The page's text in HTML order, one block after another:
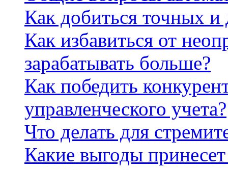
Как добиться точных
Как избавиться от
зарабатывать больше?
Как победить
управленческого учета?
Что делать для
Какие выгоды